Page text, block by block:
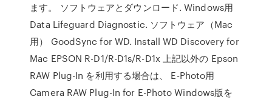
ます。 ソフトウェアとダウンロード. Windows用
Data Lifeguard Diagnostic. ソフトウェア（Mac
用） GoodSync for WD. Install WD Discovery for
Mac EPSON R-D1/R-D1s/R-D1x 上記以外の Epson
RAW Plug-In を利用する場合は、 E-Photo用
Camera RAW Plug-In for E-Photo Windows版を